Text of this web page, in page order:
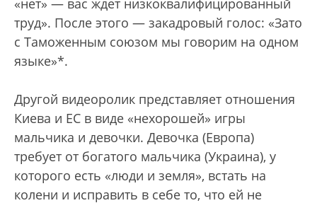
«нет» — вас ждет низкоквалифицированный
труд». После этого — закадровый голос: «Зато
с Таможенным союзом мы говорим на одном
языке»*.
Другой видеоролик представляет отношения
Киева и ЕС в виде «нехорошей» игры
мальчика и девочки. Девочка (Европа)
требует от богатого мальчика (Украина), у
которого есть «люди и земля», встать на
колени и исправить в себе то, что ей не